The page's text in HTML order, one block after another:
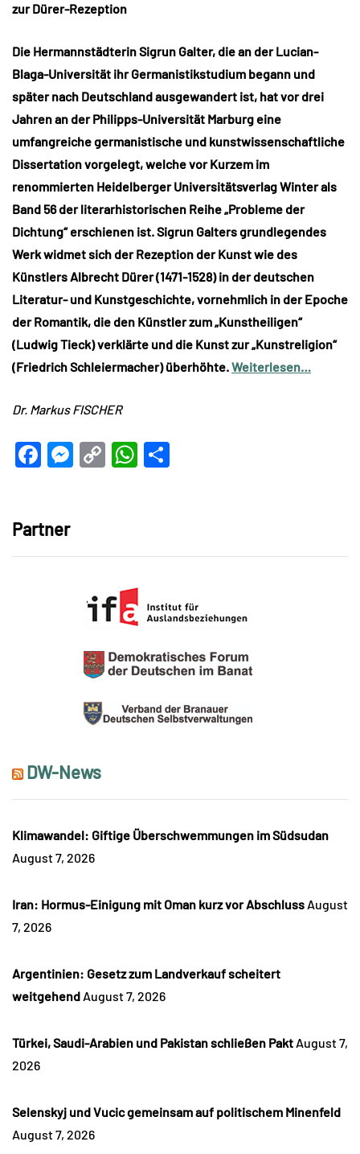
zur Dürer-Rezeption
Die Hermannstädterin Sigrun Galter, die an der Lucian-
Blaga-Universität ihr Germanistikstudium begann und
später nach Deutschland ausgewandert ist, hat vor drei
Jahren an der Philipps-Universität Marburg eine
umfangreiche germanistische und kunstwissenschaftliche
Dissertation vorgelegt, welche vor Kurzem im
renommierten Heidelberger Universitätsverlag Winter als
Band 56 der literarhistorischen Reihe „Probleme der
Dichtung“ erschienen ist. Sigrun Galters grundlegendes
Werk widmet sich der Rezeption der Kunst wie des
Künstlers Albrecht Dürer (1471-1528) in der deutschen
Literatur- und Kunstgeschichte, vornehmlich in der Epoche
der Romantik, die den Künstler zum „Kunstheiligen“
(Ludwig Tieck) verklärte und die Kunst zur „Kunstreligion“
(Friedrich Schleiermacher) überhöhte.Weiterlesen…
Dr. Markus FISCHER
Facebook
Messenger
CopyWhatsApp
Partner
DW-News
Klimawandel: Giftige Überschwemmungen im Südsudan
August 7, 2026
Iran: Hormus-Einigung mit Oman kurz vor Abschluss August
7, 2026
Argentinien: Gesetz zum Landverkauf scheitert
weitgehend August 7, 2026
Türkei, Saudi-Arabien und Pakistan schließen Pakt August 7,
2026
Selenskyj und Vucic gemeinsam auf politischem Minenfeld
August 7, 2026